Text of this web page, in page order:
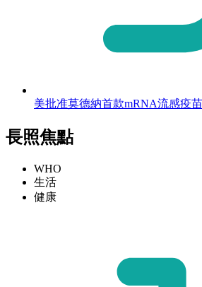
美批准莫德納首款mRNA流感疫
長照焦點
WHO
生活
健康